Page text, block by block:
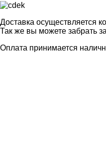
Доставка осуществляется
Так же вы можете забрать
Оплата принимается